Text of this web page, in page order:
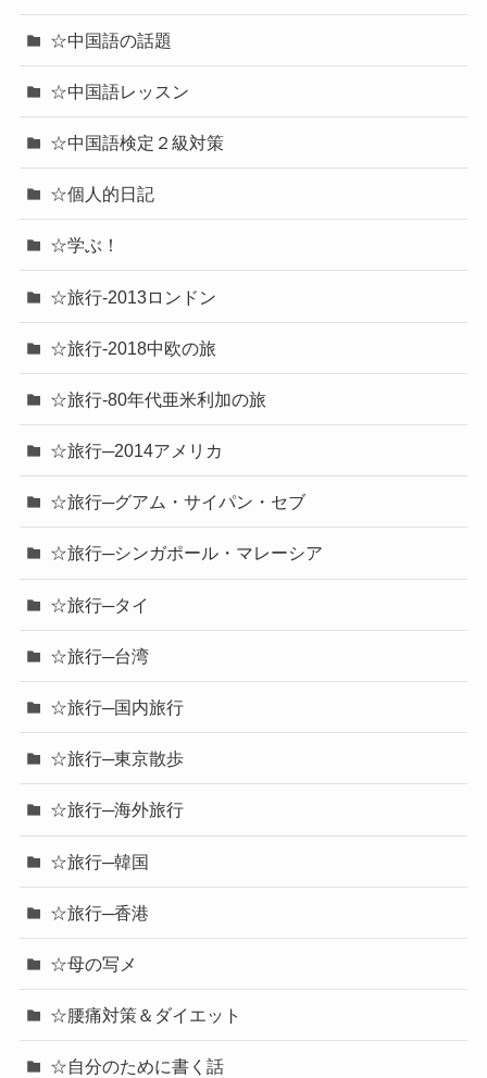
☆中国語の話題
☆中国語レッスン
☆中国語検定２級対策
☆個人的日記
☆学ぶ！
☆旅行-2013ロンドン
☆旅行-2018中欧の旅
☆旅行-80年代亜米利加の旅
☆旅行─2014アメリカ
☆旅行─グアム・サイパン・セブ
☆旅行─シンガポール・マレーシア
☆旅行─タイ
☆旅行─台湾
☆旅行─国内旅行
☆旅行─東京散歩
☆旅行─海外旅行
☆旅行─韓国
☆旅行─香港
☆母の写メ
☆腰痛対策＆ダイエット
☆自分のために書く話